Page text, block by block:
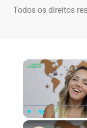
Todos os direitos